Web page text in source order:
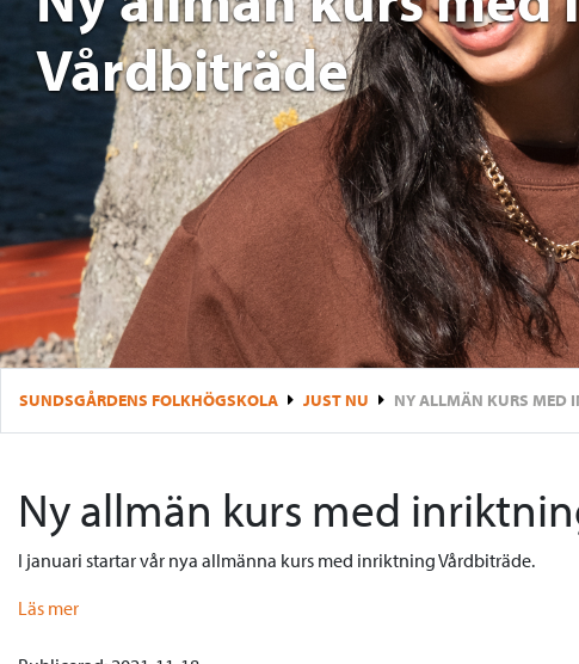
Vårdbiträde
SUNDSGÅRDENS FOLKHÖGSKOLA JUST NU NY ALLMÄN KURS MED
Ny allmän kurs med
I januari startar vår nya allmänna kurs med inriktning Vårdbiträde.
Läs mer